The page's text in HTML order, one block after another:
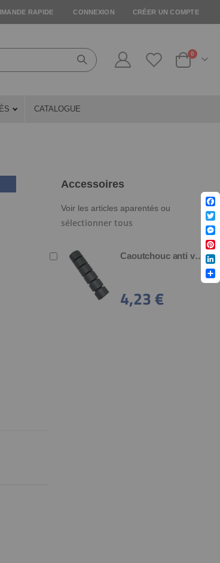
RAPIDE CONNEXION CRÉER UN COMPTE
Cart
0 articles
CATALOGUE
Accessoires
Voir les articles aparentés ou
sélectionner tous
Caoutchouc anti vibration pour cylindre, une barre (4 sont nécessaires)
4,23 €